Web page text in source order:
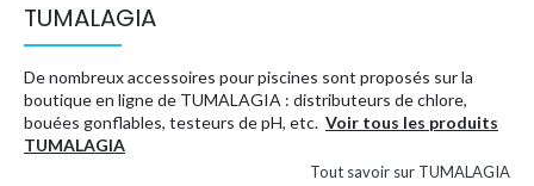
TUMALAGIA
De nombreux accessoires pour piscines sont proposés sur la
boutique en ligne de TUMALAGIA : distributeurs de chlore,
bouées gonflables, testeurs de pH, etc. Voir tous les produits
TUMALAGIA
Tout savoir sur TUMALAGIA